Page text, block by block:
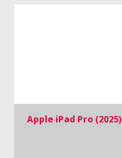
Apple iPad Pro